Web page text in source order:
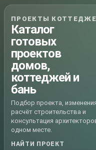
ПРОЕКТЫ
Каталог
готовых
проектов
домов,
коттеджей и
бань
Подбор проекта,
расчёт строительства и
консультация
одном месте.
НАЙТИ ПРОЕКТ